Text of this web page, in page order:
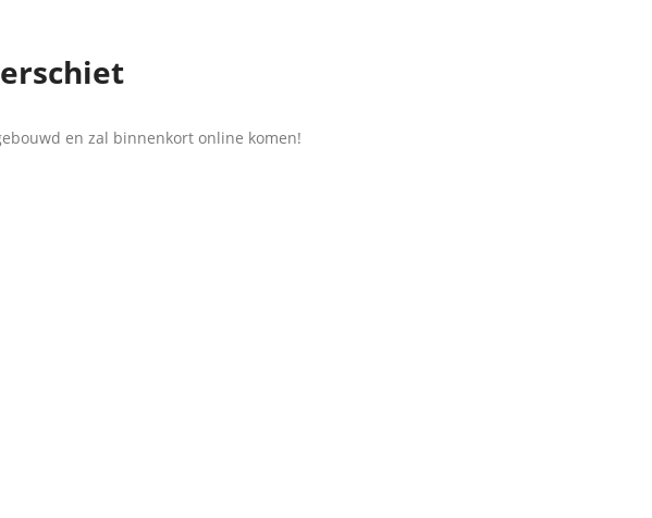
en zal binnenkort online komen!